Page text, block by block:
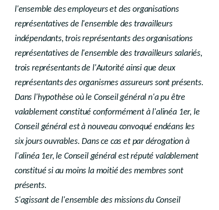
l'ensemble des employeurs et des organisations
représentatives de l'ensemble des travailleurs
indépendants, trois représentants des organisations
représentatives de l'ensemble des travailleurs salariés,
trois représentants de l'Autorité ainsi que deux
représentants des organismes assureurs sont présents.
Dans l'hypothèse où le Conseil général n'a pu être
valablement constitué conformément à l'alinéa 1er, le
Conseil général est à nouveau convoqué endéans les
six jours ouvrables. Dans ce cas et par dérogation à
l'alinéa 1er, le Conseil général est réputé valablement
constitué si au moins la moitié des membres sont
présents.
S'agissant de l'ensemble des missions du Conseil